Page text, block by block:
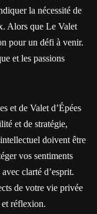
la nécessité de
Alors que Le Valet
pour un défi à venir.
et les passions
et de Valet d’Épées
et de stratégie,
doivent être
vos sentiments
clarté d’esprit.
de votre vie privée
et réflexion.